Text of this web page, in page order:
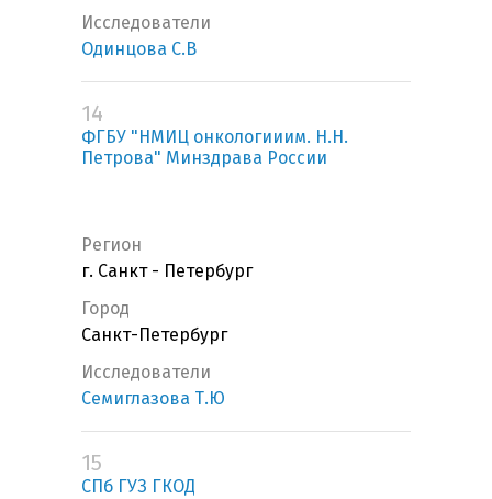
Исследователи
Одинцова С.В
14
ФГБУ "НМИЦ онкологииим. Н.Н.
Петрова" Минздрава России
Регион
г. Санкт - Петербург
Город
Санкт-Петербург
Исследователи
Семиглазова Т.Ю
15
СПб ГУЗ ГКОД